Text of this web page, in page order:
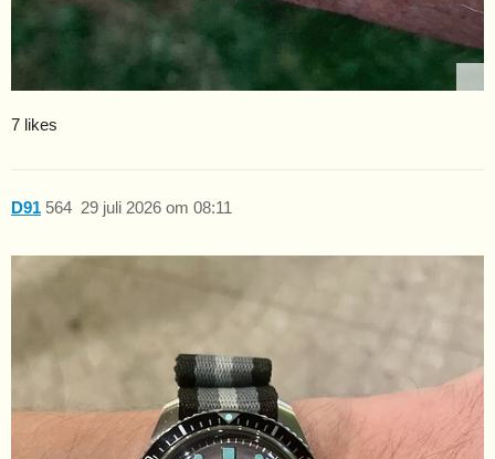
7 likes
D91 29 juli 2026 om 08:11
564